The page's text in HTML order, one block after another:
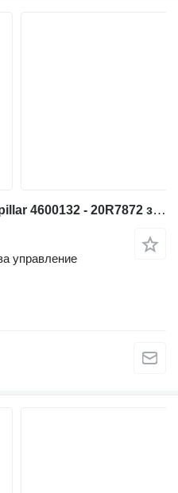
Блок за управление Caterpillar 4600132 - 20R7872 за багер Caterpillar 340 352 374 385 320F 330F 340F 312F 352F 313F 323F 325F 335F 316F 326F 336F 318F 349F 320D2 320D3 330D2 323D2 326D2
управление